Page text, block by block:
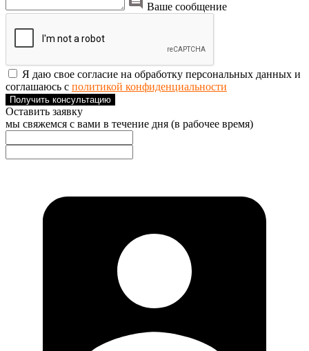
Ваше сообщение
Я даю свое согласие на обработку персональных данных и
соглашаюсь с политикой конфиденциальности
Получить консультацию
Оставить заявку
мы свяжемся с вами в течение дня (в рабочее время)